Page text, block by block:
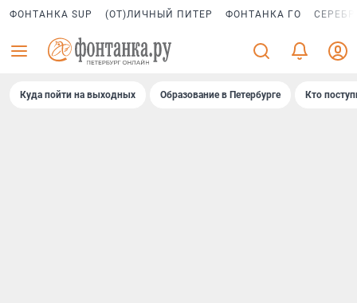
ФОНТАНКА SUP (ОТ)ЛИЧНЫЙ ПИТЕР ФОНТАНКА ГО
Куда пойти на выходных Образование в Петербурге Кто